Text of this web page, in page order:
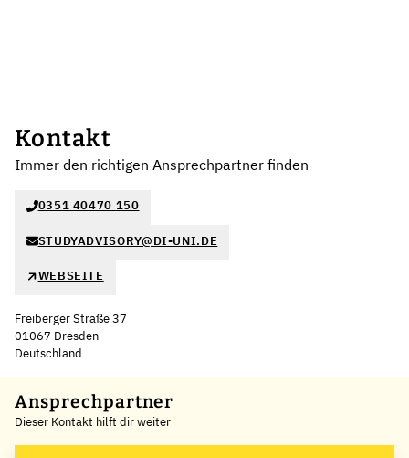
Kontakt
Immer den richtigen Ansprechpartner finden
0351 40470 150
STUDYADVISORY@DI-UNI.DE
WEBSEITE
Freiberger Straße 37
01067 Dresden
Deutschland
+
−
Ansprechpartner
Dieser Kontakt hilft dir weiter